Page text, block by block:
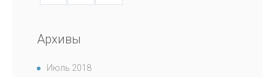
Архивы
Июль 2018